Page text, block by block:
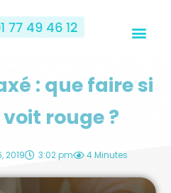
: que faire si
rouge ?
2019 3:02 pm 4 Minutes